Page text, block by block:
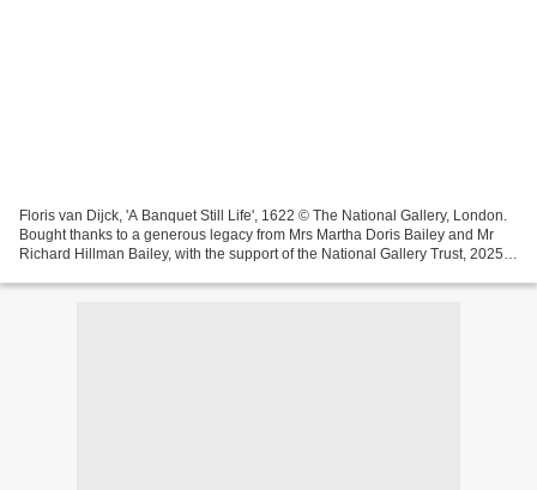
Floris van Dijck, 'A Banquet Still Life', 1622 © The National Gallery, London.
Bought thanks to a generous legacy from Mrs Martha Doris Bailey and Mr
Richard Hillman Bailey, with the support of the National Gallery Trust, 2025.